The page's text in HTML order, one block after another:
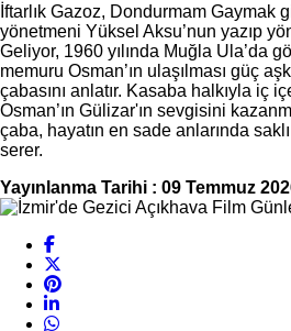
İftarlık Gazoz, Dondurmam Gaymak
yönetmeni Yüksel Aksu’nun yazıp
Geliyor, 1960 yılında Muğla Ula’da
memuru Osman’ın ulaşılması güç
çabasını anlatır. Kasaba halkıyla iç
Osman’ın Gülizar'ın sevgisini
çaba, hayatın en sade anlarında
serer.
Yayınlanma Tarihi : 09 Temmuz